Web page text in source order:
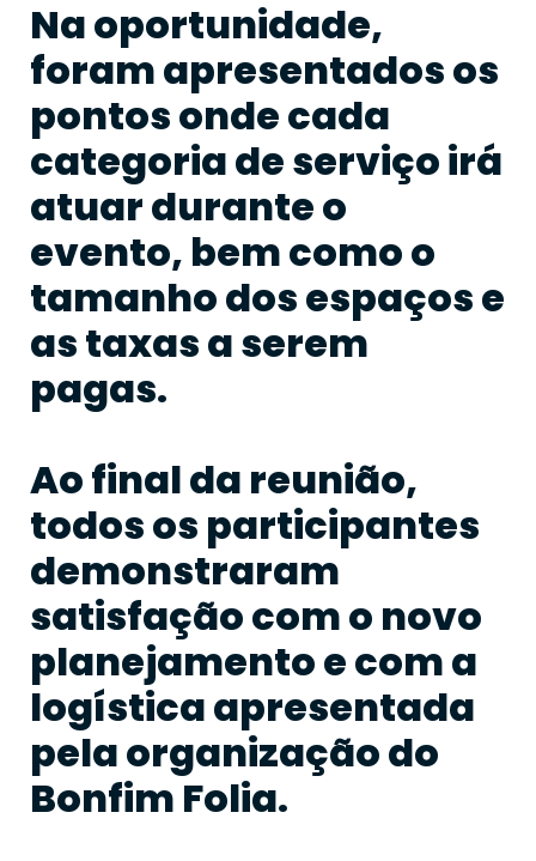
Na oportunidade,
foram apresentados os
pontos onde cada
categoria de serviço irá
atuar durante o
evento, bem como o
tamanho dos espaços e
as taxas a serem
pagas.
Ao final da reunião,
todos os participantes
demonstraram
satisfação com o novo
planejamento e com a
logística apresentada
pela organização do
Bonfim Folia.